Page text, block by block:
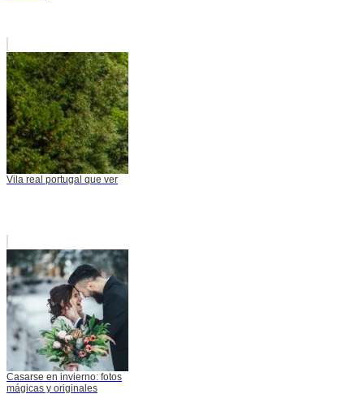
Vila real portugal que ver
Casarse en invierno: fotos
mágicas y originales